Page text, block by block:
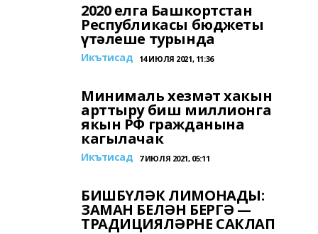
2020 елга Башкортстан
Республикасы бюджеты
үтәлеше турында
Икътисад 14 ИЮЛЯ 2021, 11:36
Минималь хезмәт хакын
арттыру биш миллионга
якын РФ гражданына
кагылачак
Икътисад 7 ИЮЛЯ 2021, 05:11
БИШБҮЛӘК ЛИМОНАДЫ:
ЗАМАН БЕЛӘН БЕРГӘ —
ТРАДИЦИЯЛӘРНЕ САКЛАП